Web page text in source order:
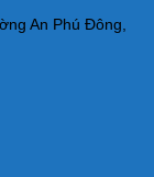
An Phú Đông,